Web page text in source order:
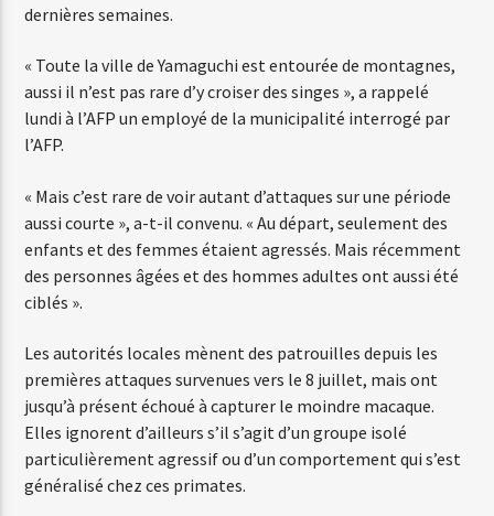
Web-Radio-Latino
Web-Radio-Italia
dernières semaines.
« Toute la ville de Yamaguchi est entourée de montagnes,
aussi il n’est pas rare d’y croiser des singes », a rappelé
lundi à l’AFP un employé de la municipalité interrogé par
l’AFP.
« Mais c’est rare de voir autant d’attaques sur une période
aussi courte », a-t-il convenu. « Au départ, seulement des
enfants et des femmes étaient agressés. Mais récemment
des personnes âgées et des hommes adultes ont aussi été
ciblés ».
Les autorités locales mènent des patrouilles depuis les
premières attaques survenues vers le 8 juillet, mais ont
jusqu’à présent échoué à capturer le moindre macaque.
Elles ignorent d’ailleurs s’il s’agit d’un groupe isolé
particulièrement agressif ou d’un comportement qui s’est
généralisé chez ces primates.